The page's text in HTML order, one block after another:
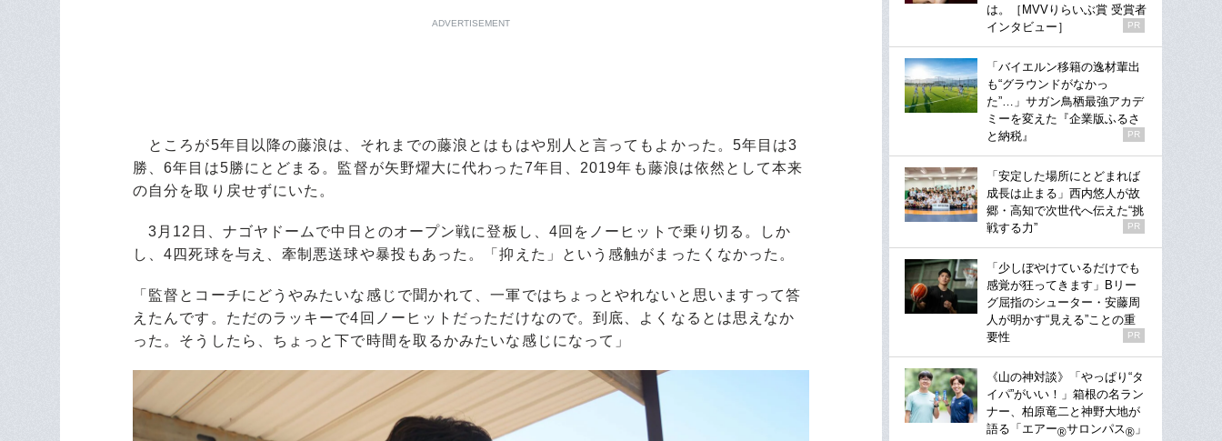
ADVERTISEMENT
ところが5年目以降の藤浪は、それまでの藤浪とはもはや別人と言ってもよかった。5年目は3
勝、6年目は5勝にとどまる。監督が矢野燿大に代わった7年目、2019年も藤浪は依然として本来
の自分を取り戻せずにいた。
3月12日、ナゴヤドームで中日とのオープン戦に登板し、4回をノーヒットで乗り切る。しか
し、4四死球を与え、牽制悪送球や暴投もあった。「抑えた」という感触がまったくなかった。
「監督とコーチにどうやみたいな感じで聞かれて、一軍ではちょっとやれないと思いますって答
えたんです。ただのラッキーで4回ノーヒットだっただけなので。到底、よくなるとは思えなか
った。そうしたら、ちょっと下で時間を取るかみたいな感じになって」
は。［MVVりらいぶ賞 受賞者
インタビュー］
PR
「バイエルン移籍の逸材輩出
も“グラウンドがなかっ
た”…」サガン鳥栖最強アカデ
ミーを変えた『企業版ふるさ
と納税』
PR
「安定した場所にとどまれば
成長は止まる」西内悠人が故
郷・高知で次世代へ伝えた“挑
戦する力”
PR
「少しぼやけているだけでも
感覚が狂ってきます」Bリー
グ屈指のシューター・安藤周
人が明かす“見える”ことの重
要性
PR
《山の神対談》「やっぱり“タ
イパ”がいい！」箱根の名ラン
ナー、柏原竜二と神野大地が
語る「エアー®サロンパス® 」